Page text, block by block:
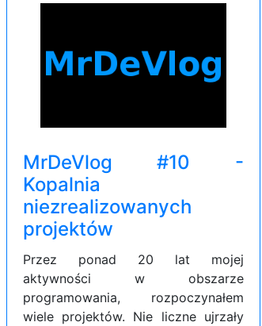
MrDeVlog #10 -
Kopalnia
niezrealizowanych
projektów
Przez ponad 20 lat mojej
aktywności w obszarze
programowania, rozpoczynałem
wiele projektów. Nie liczne ujrzały